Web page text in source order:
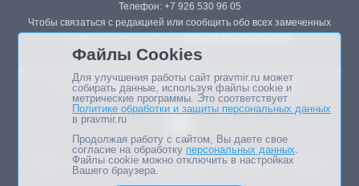
Телефон: +7 926 530 96 05
Чтобы связаться с редакцией или сообщить обо всех замеченных
Републикация материалов сайта в печатных изданиях (книгах, прессе)
возможна только с письменного разрешения редакции.
Мнение авторов статей портала может не совпадать с позицией
Файлы Cookies
Для улучшения работы сайт pravmir.ru может
собирать данные, используя файлы cookie и
метрические программы. Это соответствует
Политике обработки и защиты персональных данных
в pravmir.ru
Продолжая работу с сайтом, Вы даете свое
согласие на обработку персональных данных.
Файлы cookie можно отключить в настройках
Вашего браузера.